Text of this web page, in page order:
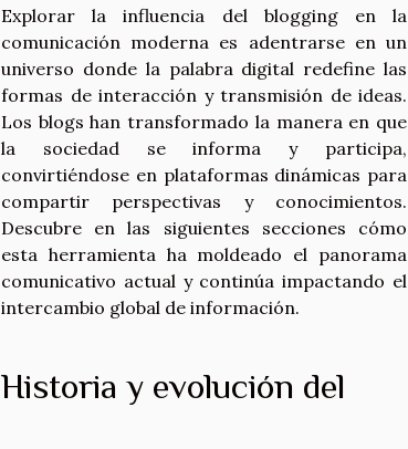
Explorar la influencia del blogging en la
comunicación moderna es adentrarse en un
universo donde la palabra digital redefine las
formas de interacción y transmisión de ideas.
Los blogs han transformado la manera en que
la sociedad se informa y participa,
convirtiéndose en plataformas dinámicas para
compartir perspectivas y conocimientos.
Descubre en las siguientes secciones cómo
esta herramienta ha moldeado el panorama
comunicativo actual y continúa impactando el
intercambio global de información.
Historia y evolución del